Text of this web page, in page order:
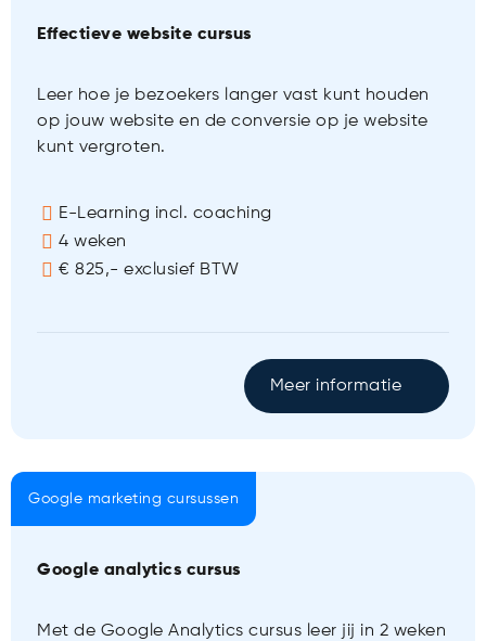
Effectieve website cursus
Leer hoe je bezoekers langer vast kunt houden
op jouw website en de conversie op je website
kunt vergroten.
E-Learning incl. coaching
4 weken
€ 825,- exclusief BTW
Meer informatie
Google marketing cursussen
Google analytics cursus
Met de Google Analytics cursus leer jij in 2 weken